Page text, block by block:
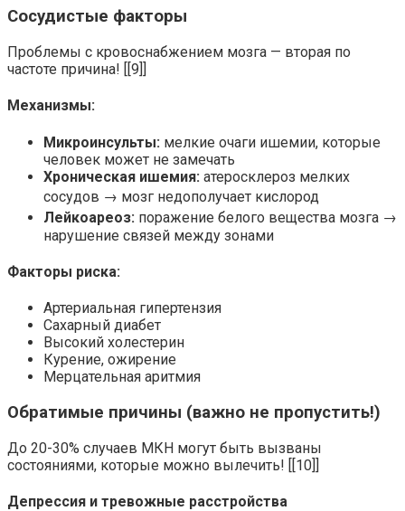
Сосудистые факторы
Проблемы с кровоснабжением мозга — вторая по
частоте причина! [[9]]
Механизмы:
Микроинсульты: мелкие очаги ишемии, которые
человек может не замечать
Хроническая ишемия: атеросклероз мелких
сосудов → мозг недополучает кислород
Лейкоареоз: поражение белого вещества мозга →
нарушение связей между зонами
Факторы риска:
Артериальная гипертензия
Сахарный диабет
Высокий холестерин
Курение, ожирение
Мерцательная аритмия
Обратимые причины (важно не пропустить!)
До 20-30% случаев МКН могут быть вызваны
состояниями, которые можно вылечить! [[10]]
Депрессия и тревожные расстройства